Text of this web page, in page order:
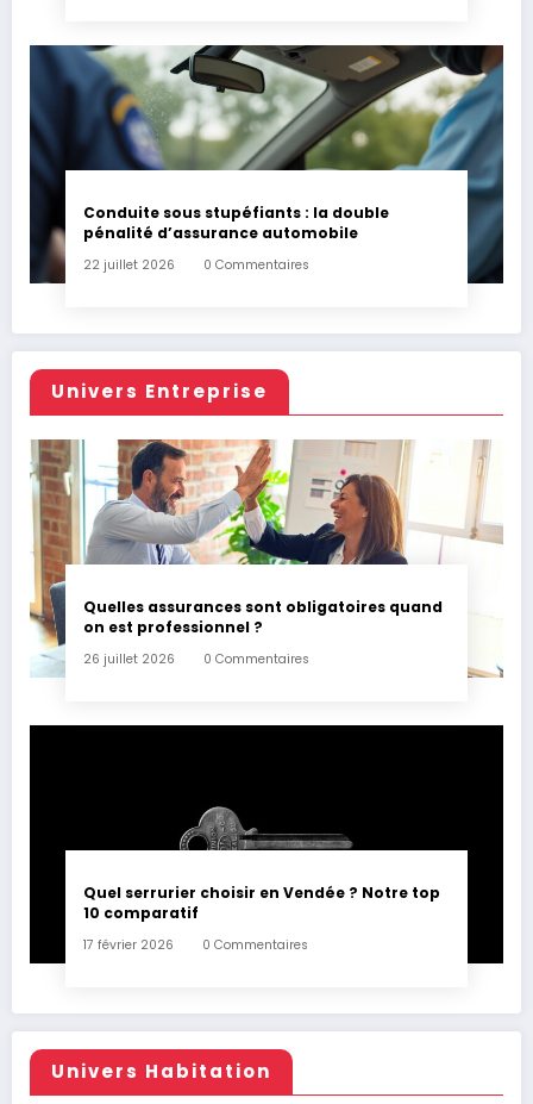
Conduite sous stupéfiants : la double
pénalité d’assurance automobile
22 juillet 2026 0 Commentaires
Univers Entreprise
Quelles assurances sont obligatoires quand
on est professionnel ?
26 juillet 2026 0 Commentaires
Quel serrurier choisir en Vendée ? Notre top
10 comparatif
17 février 2026 0 Commentaires
Univers Habitation